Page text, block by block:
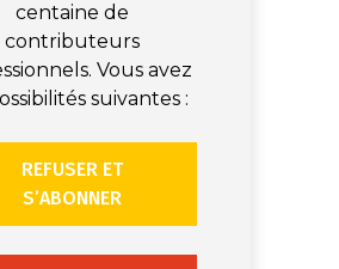
centaine de
contributeurs
Vous avez
suivantes :
REFUSER ET
S’ABONNER